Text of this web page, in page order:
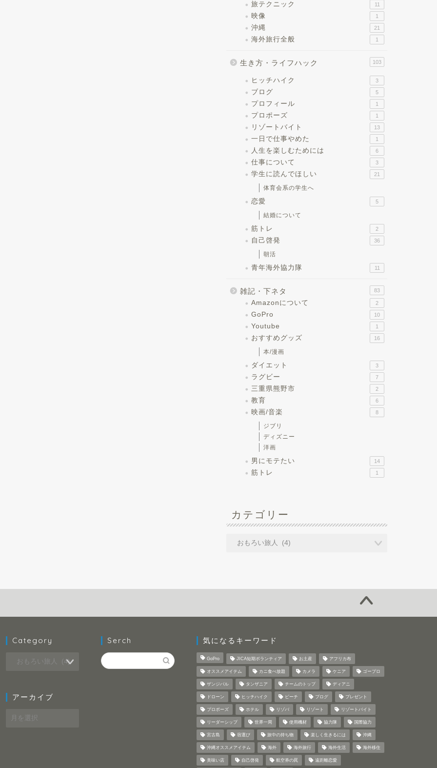
旅テクニック 11
映像 1
沖縄 21
海外旅行全般 1
生き方・ライフハック 103
ヒッチハイク 3
ブログ 5
プロフィール 1
プロポーズ 1
リゾートバイト 13
一日で仕事やめた 1
人生を楽しむためには 6
仕事について 3
学生に読んでほしい 21
体育会系の学生へ
恋愛 5
結婚について
筋トレ 2
自己啓発 36
朝活
青年海外協力隊 11
雑記・下ネタ 83
Amazonについて 2
GoPro 10
Youtube 1
おすすめグッズ 16
本/漫画
ダイエット 3
ラグビー 7
三重県熊野市 2
教育 6
映画/音楽 8
ジブリ
ディズニー
洋画
男にモテたい 14
筋トレ 1
カテゴリー
Category
アーカイブ
ー
Serch 気になるキーワード
GoPro JICA短期ボランティア お土産 アフリカ布
オススメアイテム カニ食べ放題 カメラ ケニア ゴープロ
ザンジバル タンザニア チームのトップ ディアニ
ドローン ヒッチハイク ビーチ ブログ プレゼント
プロポーズ ホテル リゾバ リゾート リゾートバイト
リーダーシップ 世界一周 使用機材 協力隊 国際協力
宮古島 宿選び 旅中の持ち物 楽しく生きるには 沖縄
沖縄オススメアイテム 海外 海外旅行 海外生活 海外移住
美味い店 自己啓発 航空券の罠 遠距離恋愛